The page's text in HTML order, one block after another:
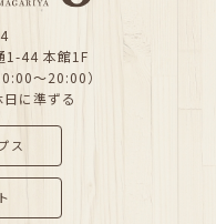
1-44 本館1F
～20:00）
に準ずる
ス